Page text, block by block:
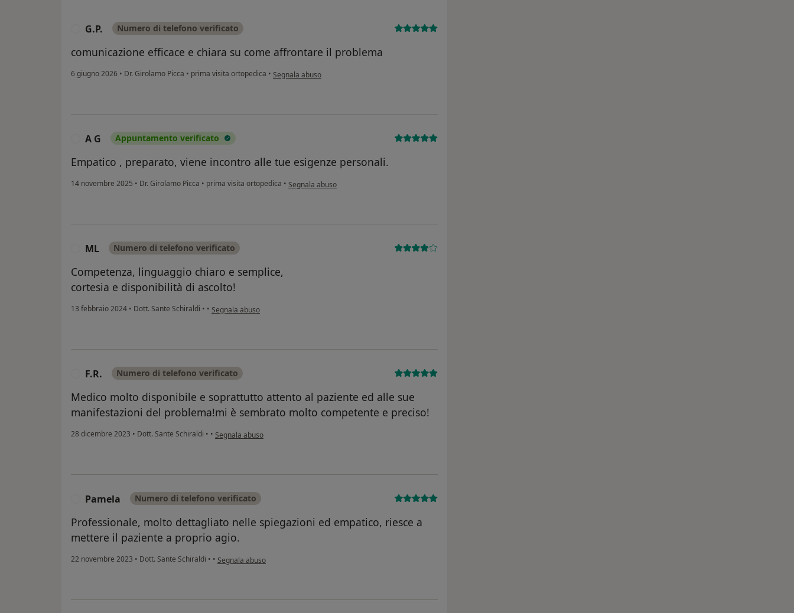
G.P. Numero di telefono verificato
comunicazione efficace e chiara su come affrontare il problema
6 giugno 2026 • Dr. Girolamo Picca • prima visita ortopedica • secondo l'opinione dell'utente G.P.
Segnala abuso
A G Appuntamento verificato
Empatico , preparato, viene incontro alle tue esigenze personali.
14 novembre 2025 • Dr. Girolamo Picca • prima visita ortopedica • secondo l'opinione dell'utente A G
Segnala abuso
ML Numero di telefono verificato
Competenza, linguaggio chiaro e semplice,
cortesia e disponibilità di ascolto!
13 febbraio 2024 • Dott. Sante Schiraldi • • secondo l'opinione dell'utente ML
Segnala abuso
F.R. Numero di telefono verificato
Medico molto disponibile e soprattutto attento al paziente ed alle sue
manifestazioni del problema!mi è sembrato molto competente e preciso!
28 dicembre 2023 • Dott. Sante Schiraldi • • secondo l'opinione dell'utente F.R.
Segnala abuso
Pamela Numero di telefono verificato
Professionale, molto dettagliato nelle spiegazioni ed empatico, riesce a
mettere il paziente a proprio agio.
22 novembre 2023 • Dott. Sante Schiraldi • • secondo l'opinione dell'utente Pamela
Segnala abuso